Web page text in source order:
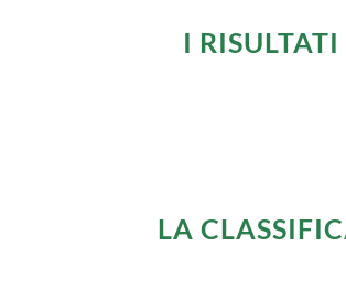
I RISULTATI
LA